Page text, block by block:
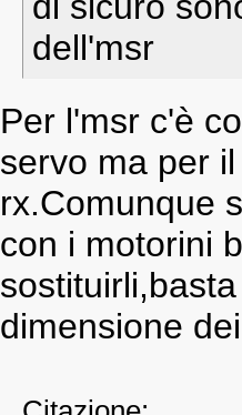
dell'msr
Per l'msr c'è
servo ma per
rx.Comunque
con i motorini
dimensione